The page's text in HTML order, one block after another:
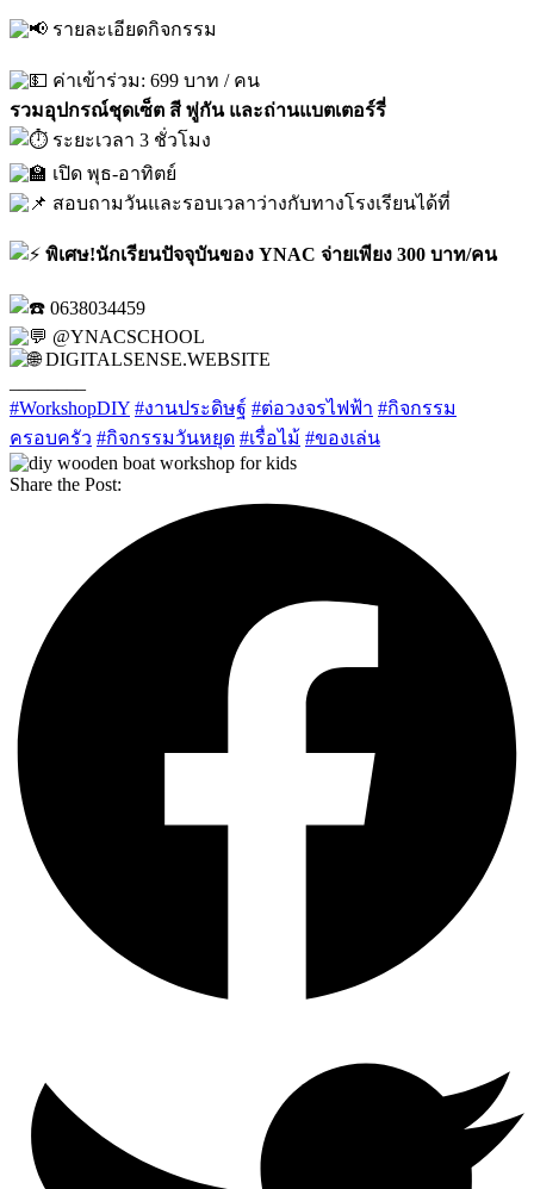
รายละเอียดกิจกรรม
ค่าเข้าร่วม: 699 บาท / คน
รวมอุปกรณ์ชุดเซ็ต สี พู่กัน และถ่านแบตเตอร์รี่
ระยะเวลา 3 ชั่วโมง
เปิด พุธ-อาทิตย์
สอบถามวันและรอบเวลาว่างกับทางโรงเรียนได้ที่
พิเศษ!นักเรียนปัจจุบันของ YNAC จ่ายเพียง 300 บาท/คน
0638034459
@YNACSCHOOL
DIGITALSENSE.WEBSITE
#WorkshopDIY #งานประดิษฐ์ #ต่อวงจรไฟฟ้า #กิจกรรม
ครอบครัว #กิจกรรมวันหยุด #เรื่อไม้ #ของเล่น
Share the Post: